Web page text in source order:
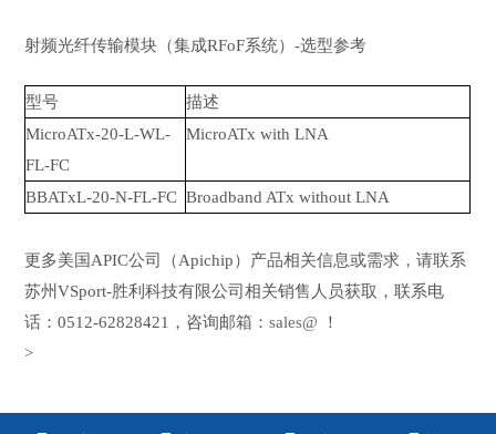
射频光纤传输模块（集成RFoF系统）-选型参考
型号
描述
MicroATx-20-L-WL-
FL-FC
MicroATx with LNA
BBATxL-20-N-FL-FC Broadband ATx without LNA
更多美国APIC公司（Apichip）产品相关信息或需求，请联系
苏州VSport-胜利科技有限公司相关销售人员获取，联系电
话：0512-62828421，咨询邮箱：sales@ ！
>